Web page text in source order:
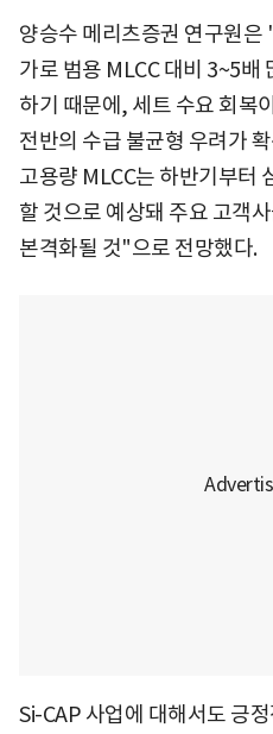
양승수 메리츠증권 연구원은
가로 범용 MLCC 대비 3~5
하기 때문에, 세트 수요 회복
전반의 수급 불균형 우려가
고용량 MLCC는 하반기부터
할 것으로 예상돼 주요 고객
본격화될 것"으로 전망했다.
Si-CAP 사업에 대해서도 긍